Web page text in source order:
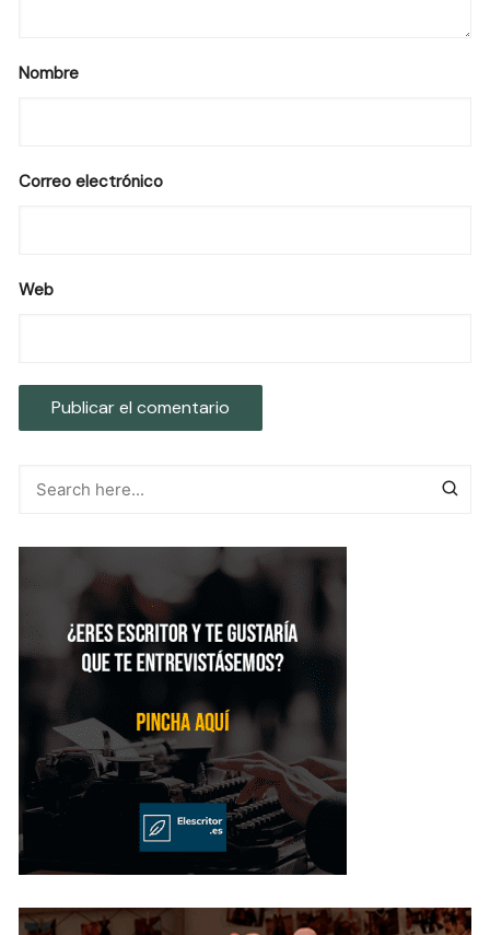
Nombre
Correo electrónico
Web